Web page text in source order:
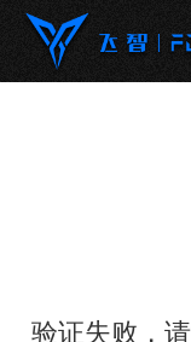
验证失败，